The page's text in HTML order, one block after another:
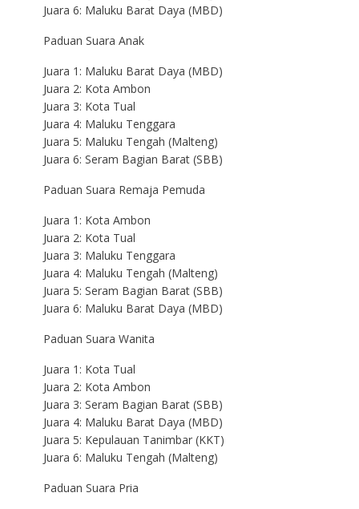
Juara 6: Maluku Barat Daya (MBD)
Paduan Suara Anak
Juara 1: Maluku Barat Daya (MBD)
Juara 2: Kota Ambon
Juara 3: Kota Tual
Juara 4: Maluku Tenggara
Juara 5: Maluku Tengah (Malteng)
Juara 6: Seram Bagian Barat (SBB)
Paduan Suara Remaja Pemuda
Juara 1: Kota Ambon
Juara 2: Kota Tual
Juara 3: Maluku Tenggara
Juara 4: Maluku Tengah (Malteng)
Juara 5: Seram Bagian Barat (SBB)
Juara 6: Maluku Barat Daya (MBD)
Paduan Suara Wanita
Juara 1: Kota Tual
Juara 2: Kota Ambon
Juara 3: Seram Bagian Barat (SBB)
Juara 4: Maluku Barat Daya (MBD)
Juara 5: Kepulauan Tanimbar (KKT)
Juara 6: Maluku Tengah (Malteng)
Paduan Suara Pria